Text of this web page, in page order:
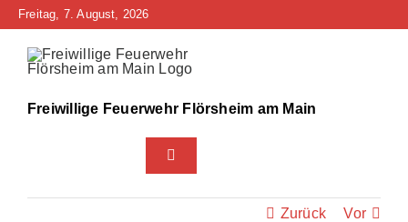
Zum
springen
Freitag, 7. August, 2026
Freiwillige Feuerwehr Flörsheim am Main
Toggle
Navigation
Home
Zurück Vor